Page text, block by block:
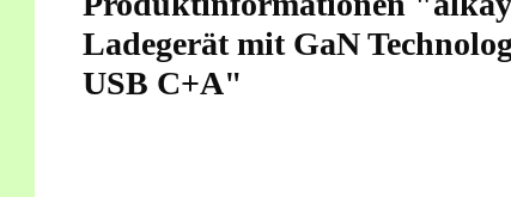
Ladegerät mit GaN
USB C+A"